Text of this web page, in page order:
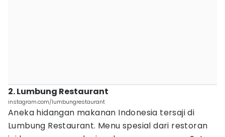
2. Lumbung Restaurant
instagram.com/lumbungrestaurant
Aneka hidangan makanan Indonesia tersaji di
Lumbung Restaurant. Menu spesial dari restoran